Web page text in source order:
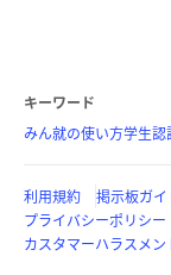
キーワード
みん就の使い方学生認
利用規約 掲示板ガ
プライバシーポリシー
カスタマーハラスメン